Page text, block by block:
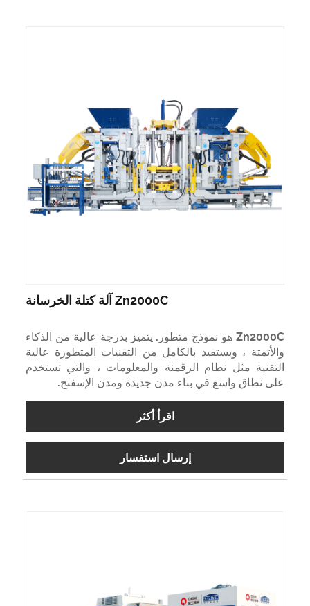
Zn2000C آلة كتلة الخرسانة
Zn2000C هو نموذج متطور. يتميز بدرجة عالية من الذكاء
والأتمتة ، ويستفيد بالكامل من التقنيات المتطورة عالية
التقنية مثل نظام الرقمنة والمعلومات ، والتي تستخدم
على نطاق واسع في بناء مدن جديدة ومدن الإسفنج.
اقرأ أكثر
إرسال استفسار